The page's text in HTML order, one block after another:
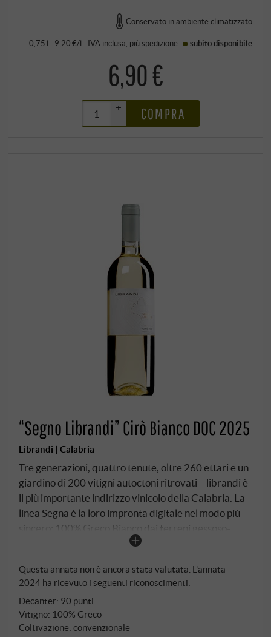
Conservato in ambiente climatizzato
0,75 l · 9,20 €/l · IVA inclusa, piùspedizione subito disponibile
6,90 €
+
–
COMPRA
“Segno Librandi” Cirò Bianco DOC 2025
Librandi | Calabria
Tre generazioni, quattro tenute, oltre 260 ettari e un
giardino di 200 vitigni autoctoni ritrovati – librandi è
il più importante indirizzo vinicolo della Calabria. La
linea Segna è la loro impronta digitale nel modo più
sincero: 100% Greco Bianco dai terreni gessoso-
argillosi di Cirò, Cirò Marina e Crucoli, raccolto
delicatamente, fermentato e maturato in acciaio.
Questa annata non è ancora stata valutata. L’annata
2024 ha ricevuto i seguenti riconoscimenti:
Decanter: 90 punti
Vitigno: 100% Greco
Coltivazione: convenzionale